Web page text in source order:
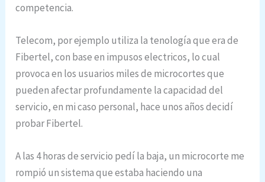
competencia.
Telecom, por ejemplo utiliza la tenología que era de
Fibertel, con base en impusos electricos, lo cual
provoca en los usuarios miles de microcortes que
pueden afectar profundamente la capacidad del
servicio, en mi caso personal, hace unos años decidí
probar Fibertel.
A las 4 horas de servicio pedí la baja, un microcorte me
rompió un sistema que estaba haciendo una